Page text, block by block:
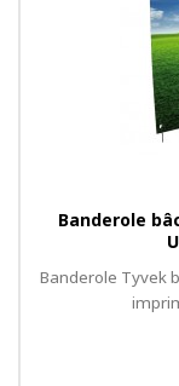
Banderole
Banderole Tyvek